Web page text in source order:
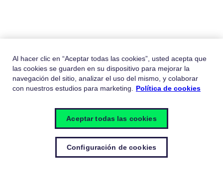
Al hacer clic en “Aceptar todas las cookies”, usted acepta que
las cookies se guarden en su dispositivo para mejorar la
navegación del sitio, analizar el uso del mismo, y colaborar
con nuestros estudios para marketing.
Política de cookies
Configuración de cookies
Aceptar todas las cookies